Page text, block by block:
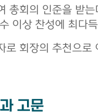
총회의 인준을 받
이상 찬성에 최다
회장의 추천으로
고문